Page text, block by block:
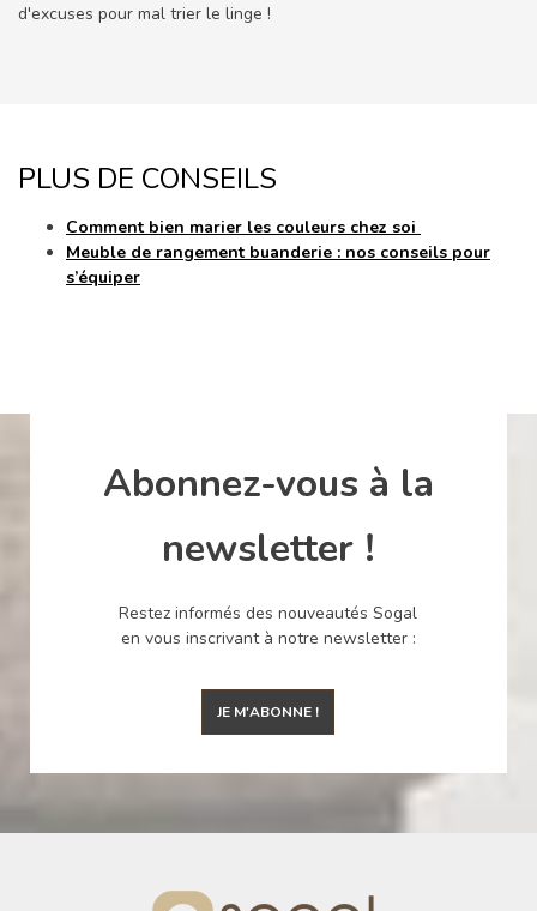
d'excuses pour mal trier le linge !
PLUS DE CONSEILS
Comment bien marier les couleurs chez soi
Meuble de rangement buanderie : nos conseils pour
s’équiper
Abonnez-vous à la
newsletter !
Restez informés des nouveautés Sogal
en vous inscrivant à notre newsletter :
JE M'ABONNE !